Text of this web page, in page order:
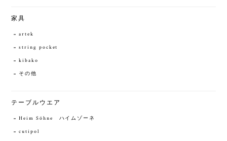
家具
artek
string pocket
kibako
その他
テーブルウエア
Heim Söhne ハイムゾーネ
cutipol